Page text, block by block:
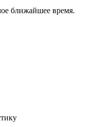
ближайшее время.